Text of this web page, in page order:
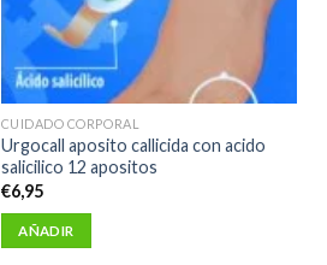
CUIDADO CORPORAL
Urgocall aposito callicida con acido
salicilico 12 apositos
€6,95
AÑADIR